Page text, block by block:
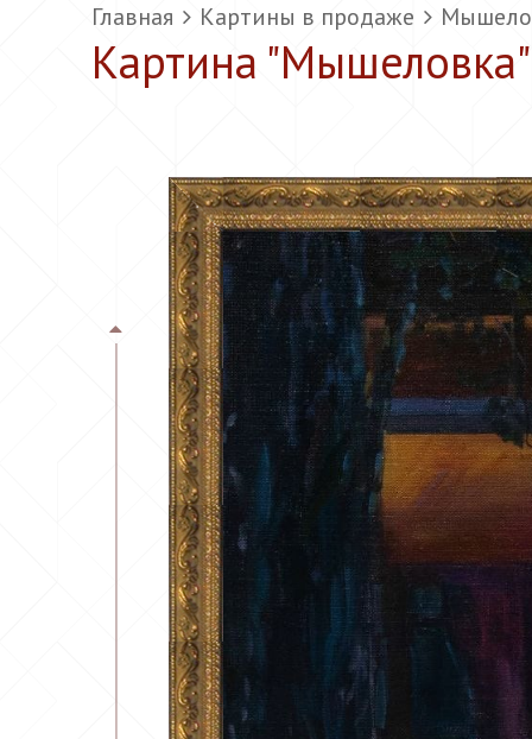
Главная Картины в продаже
Картина "Мышеловка"